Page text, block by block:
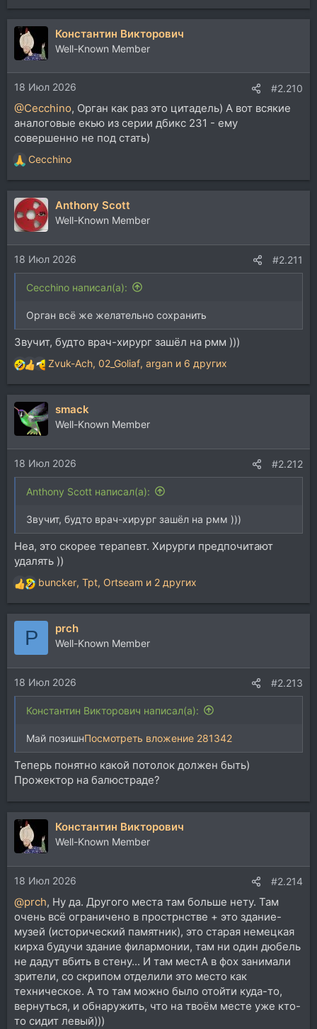
е
а
ц
и
и
:
Константин Викторович
Well-Known Member
18 Июл 2026 #2.210
@Cecchino, Орган как раз это цитадель) А вот всякие
аналоговые екью из серии дбикс 231 - ему
совершенно не под стать)
Р
е
а
к
ц
и
и
:
Cecchino
Anthony Scott
Well-Known Member
18 Июл 2026 #2.211
Cecchino написал(а):
Орган всё же желательно сохранить
Звучит, будто врач-хирург зашёл на рмм )))
Р
е
а
к
и
и
:
Zvuk-Ach, 02_Goliaf, argan и 6 других
smack
Well-Known Member
18 Июл 2026 #2.212
Anthony Scott написал(а):
Звучит, будто врач-хирург зашёл на рмм )))
Неа, это скорее терапевт. Хирурги предпочитают
удалять ))
Р
е
а
и
и
:
buncker, Tpt, Ortseam и 2 других
P prch
Well-Known Member
18 Июл 2026 #2.213
Константин Викторович написал(а):
Май позишнПосмотреть вложение 281342
Теперь понятно какой потолок должен быть)
Прожектор на балюстраде?
Константин Викторович
Well-Known Member
18 Июл 2026 #2.214
@prch, Ну да. Другого места там больше нету. Там
очень всё ограничено в прострнстве + это здание-
музей (исторический памятник), это старая немецкая
кирха будучи здание филармонии, там ни один дюбель
не дадут вбить в стену... И там местА в фох занимали
зрители, со скрипом отделили это место как
техническое. А то там можно было отойти куда-то,
вернуться, и обнаружить, что на твоём месте уже кто-
то сидит левый)))